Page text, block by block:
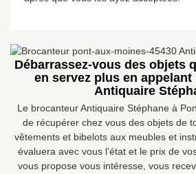
Débarrassez-vous des objets
en servez plus en
Antiquaire
Le brocanteur Antiquaire Stéphane à
de récupérer chez vous des objets de
vêtements et bibelots aux meubles et
évaluera avec vous l’état et le prix de
vous propose vous intéresse, vous